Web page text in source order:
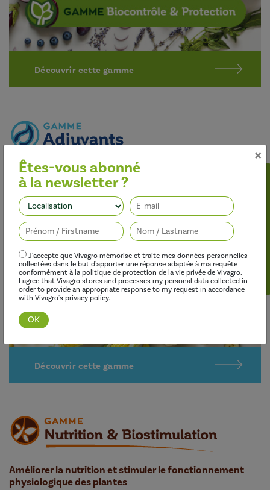
Découvrir cette gamme
Optimiser l’efficacité des traitements
Nos adjuvants permettent d’améliorer l’efficacité des
herbicides, des fongicides, des insecticides et des régulateurs de
croissance, tout en limitant leur impact sur l’environnement.
Découvrir cette gamme
Améliorer la nutrition et stimuler le fonctionnement
physiologique des plantes
×
Êtes-vous abonné
à la newsletter ?
J'accepte que Vivagro mémorise et traite mes données personnelles
collectées dans le but d'apporter une réponse adaptée à ma requête
conformément à la politique de protection de la vie privée de Vivagro.
I agree that Vivagro stores and processes my personal data collected in
order to provide an appropriate response to my request in accordance
with Vivagro's privacy policy.